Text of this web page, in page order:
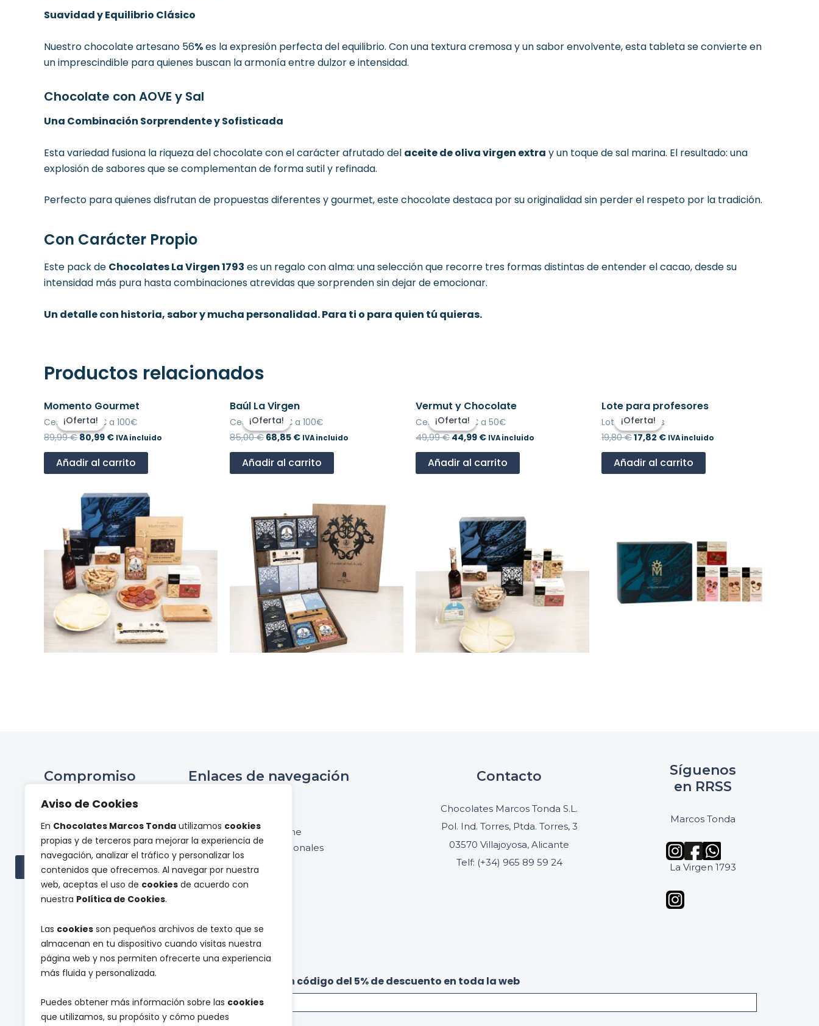
Aviso de Cookies
En Chocolates Marcos Tonda utilizamos cookies
propias y de terceros para mejorar la experiencia de
navegación, analizar el tráfico y personalizar los
contenidos que ofrecemos. Al navegar por nuestra
web, aceptas el uso de cookies de acuerdo con
nuestra Política de Cookies.
Las cookies son pequeños archivos de texto que se
almacenan en tu dispositivo cuando visitas nuestra
página web y nos permiten ofrecerte una experiencia
más fluida y personalizada.
Puedes obtener más información sobre las cookies
que utilizamos, su propósito y cómo puedes
Suavidad y Equilibrio Clásico
Nuestro chocolate artesano 56%es la expresión perfecta del equilibrio. Con una textura cremosa y un sabor envolvente, esta tableta se convierte en
un imprescindible para quienes buscan la armonía entre dulzor e intensidad.
Chocolate con AOVE y Sal
Una Combinación Sorprendente y Sofisticada
Esta variedad fusiona la riqueza del chocolate con el carácter afrutado del aceite de oliva virgen extra y un toque de sal marina. El resultado: una
explosión de sabores que se complementan de forma sutil y refinada.
Perfecto para quienes disfrutan de propuestas diferentes y gourmet, este chocolate destaca por su originalidad sin perder el respeto por la tradición.
Con Carácter Propio
Este pack de Chocolates La Virgen 1793 es un regalo con alma: una selección que recorre tres formas distintas de entender el cacao, desde su
intensidad más pura hasta combinaciones atrevidas que sorprenden sin dejar de emocionar.
Un detalle con historia, sabor y mucha personalidad. Para ti o para quien tú quieras.
Productos relacionados
¡Oferta!
¡Oferta!
Momento Gourmet
Cestas de 50€ a 100€
89,99€
El
original
era:
80,99 €
El
actual
es:
IVA incluido
Añadir al carrito
¡Oferta!
¡Oferta!
Baúl La Virgen
Cestas de 50€ a 100€
85,00€
El
precio
original
era:
68,85 €
actual
es:
IVA incluido
Añadir al carrito
¡Oferta!
¡Oferta!
Vermut y Chocolate
Cestas de 30€ a 50€
49,99€
El
precio
original
era:
44,99 €
El
actual
es:
IVA incluido
Añadir al carrito
¡Oferta!
¡Oferta!
Lote para profesores
Lotes y regalos
19,80€
El
precio
original
era:
17,82 €
El
es:
IVA incluido
Añadir al carrito
Compromiso
Proyectos de
investigación
Ver todas las subvenciones
Enlaces de navegación
Tienda online
Panel de profesionales
Contacto
Chocolates Marcos Tonda S.L.
Pol. Ind. Torres, Ptda. Torres, 3
03570 Villajoyosa, Alicante
Telf: (+34) 965 89 59 24
Síguenos
en RRSS
Marcos Tonda
La Virgen 1793
Suscríbete a nuestra newsletter y recibe un código del 5% de descuento en toda la web